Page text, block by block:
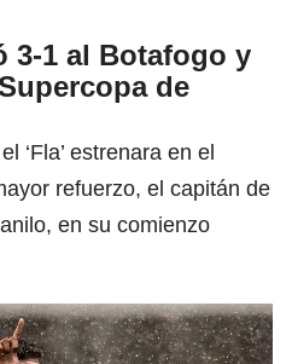
3-1 al Botafogo y
de
‘Fla’ estrenara en el
refuerzo, el capitán de
en su comienzo